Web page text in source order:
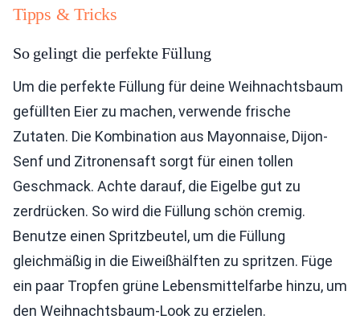
Tipps & Tricks
So gelingt die perfekte Füllung
Um die perfekte Füllung für deine Weihnachtsbaum
gefüllten Eier zu machen, verwende frische
Zutaten. Die Kombination aus Mayonnaise, Dijon-
Senf und Zitronensaft sorgt für einen tollen
Geschmack. Achte darauf, die Eigelbe gut zu
zerdrücken. So wird die Füllung schön cremig.
Benutze einen Spritzbeutel, um die Füllung
gleichmäßig in die Eiweißhälften zu spritzen. Füge
ein paar Tropfen grüne Lebensmittelfarbe hinzu, um
den Weihnachtsbaum-Look zu erzielen.